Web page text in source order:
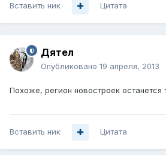
Вставить ник Цитата
Дятел
Опубликовано 19 апреля, 2013
Похоже, регион новостроек останется
Вставить ник Цитата